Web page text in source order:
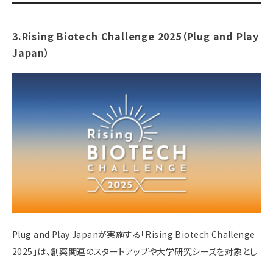
3.Rising Biotech Challenge 2025 （Plug and Play
Japan）
Plug and Play Japanが実施する「Rising Biotech Challenge
2025」は、創薬関連のスタートアップや大学研究シーズを対象とし